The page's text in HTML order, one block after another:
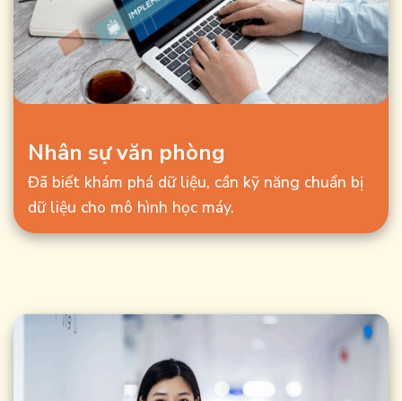
Nhân sự văn phòng
Đã biết khám phá dữ liệu, cần kỹ năng chuẩn bị
dữ liệu cho mô hình học máy.